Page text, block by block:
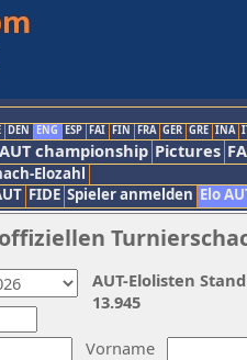
DEN ENG ESP FAI FIN FRA GER GRE INA
AUT championship Pictures
Elozahl
FIDE Spieler anmelden Elo
Vorname
AUT-Elolisten
13.945